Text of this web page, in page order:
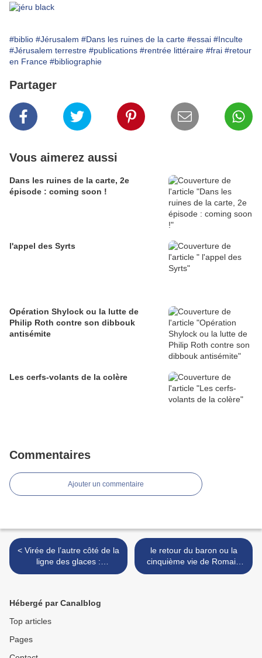
#biblio #Jérusalem #Dans les ruines de la carte #essai #Inculte
#Jérusalem terrestre #publications #rentrée littéraire #frai #retour
en France #bibliographie
Partager
Vous aimerez aussi
Dans les ruines de la carte, 2e
épisode : coming soon !
l'appel des Syrts
Opération Shylock ou la lutte de
Philip Roth contre son dibbouk
antisémite
Les cerfs-volants de la colère
Commentaires
Ajouter un commentaire
< Virée de l’autre côté de la
ligne des glaces :
bienvenue en Hongrie !
le retour du baron ou la
cinquième vie de Romain
Gary (version de l'Huma) >
Hébergé par Canalblog
Top articles
Pages